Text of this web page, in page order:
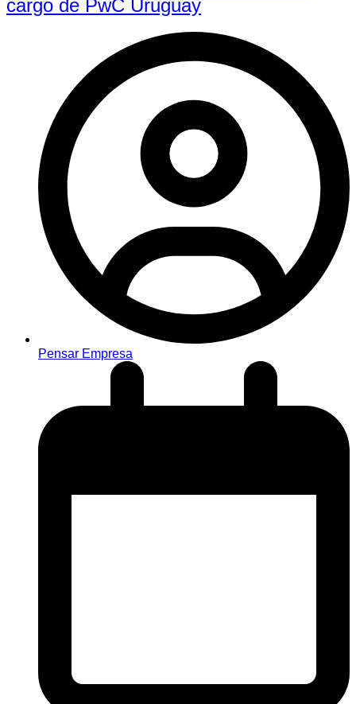
cargo de PwC Uruguay
Pensar Empresa